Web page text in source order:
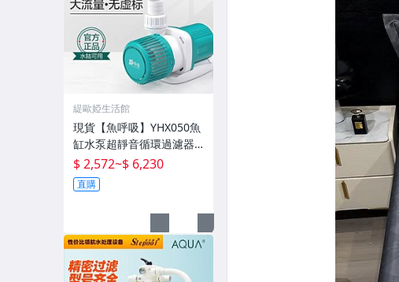
緹歐婭生活館
現貨【魚呼吸】YHX050魚
缸水泵超靜音循環過濾器
魚池潛水底吸變頻水陸
$ 2,572~$ 6,230
直購